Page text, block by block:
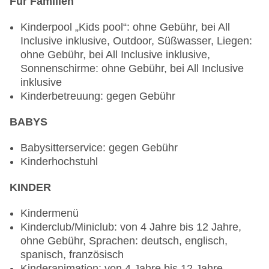
klimatisierbar, angemessene Kleidung erwünscht
Restaurant „El Mercado“: Küche: international,
landestypisch, regional, Fisch/Meeresfrüchte,
Sushi, Diätküche: Anfrage & Reservierung
notwendig, glutenfreie Gerichte: Anfrage &
Reservierung notwendig, lactosefreie Gerichte:
Gerichte: Anfrage & Reservierung notwendig,
notwendig, Vollwertkost, Buffet, Showcooking,
Reservierung nicht notwendig, ohne Gebühr,
erwünscht
Spezialitätenrestaurant „La Hacienda“: Küche:
mexikanisch, glutenfreie Gerichte: Anfrage &
Reservierung notwendig, Kindermenü,
lactosefreie Gerichte: Anfrage & Reservierung
notwendig, vegetarische Gerichte: Anfrage &
Kinderpool „Kids pool“: ohne Gebühr, bei All
Inclusive inklusive, Outdoor, Süßwasser, Liegen:
ohne Gebühr, bei All Inclusive inklusive,
Sonnenschirme: ohne Gebühr, bei All Inclusive
inklusive
Kinderbetreuung: gegen Gebühr
BABYS
Babysitterservice: gegen Gebühr
Kinderhochstuhl
KINDER
Kindermenü
Kinderclub/Miniclub: von 4 Jahre bis 12 Jahre,
ohne Gebühr, Sprachen: deutsch, englisch,
spanisch, französisch